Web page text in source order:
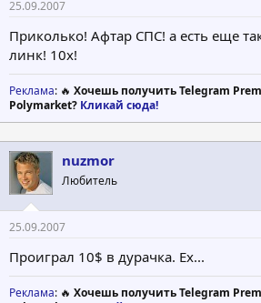
25.09.2007
Приколько! Афтар СПС! а есть еще
линк! 10х!
Реклама: 🔥 Хочешь получить Telegram
Polymarket? Кликай сюда!
nuzmor
Любитель
25.09.2007
Проиграл 10$ в дурачка. Ех...
Реклама: 🔥 Хочешь получить Telegram